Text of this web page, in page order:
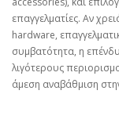
επαγγελματίες. Αν
hardware,
συμβατότητα, η
λιγότερους
άμεση αναβάθμιση